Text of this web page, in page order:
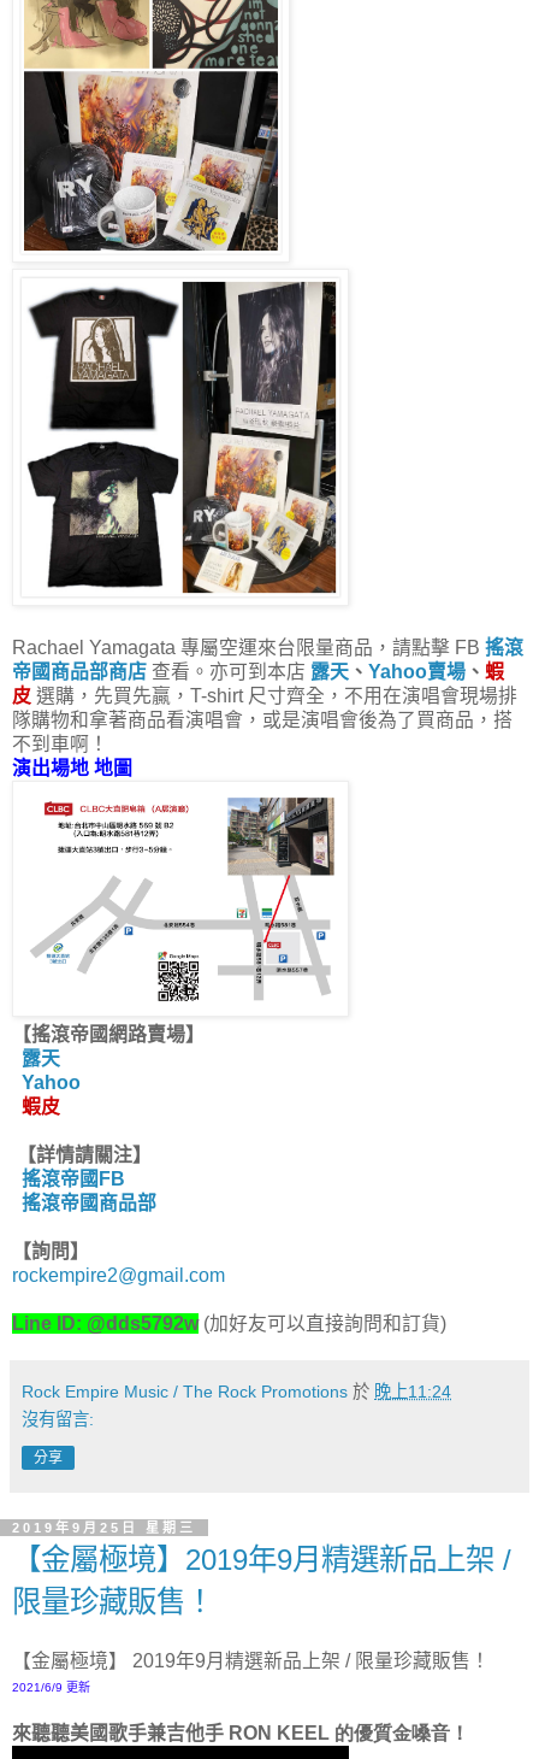
Rachael Yamagata 專屬空運來台限量商品，請點擊 FB 搖滾
帝國商品部商店 查看。亦可到本店 露天 、 Yahoo賣場 、 蝦
皮 選購，先買先贏，T-shirt 尺寸齊全，不用在演唱會現場排
隊購物和拿著商品看演唱會，或是演唱會後為了買商品，搭
不到車啊！
演出場地 地圖
【搖滾帝國網路賣場】
露天
Yahoo
蝦皮
【詳情請關注】
搖滾帝國FB
搖滾帝國商品部
【詢問】
rockempire2@gmail.com
Line ID: @dds5792w(加好友可以直接詢問和訂貨)
Rock Empire Music / The Rock Promotions 於 晚上11:24
沒有留言:
分享
2019年9月25日 星期三
【金屬極境】2019年9月精選新品上架 /
限量珍藏販售！
【金屬極境】 2019年9月精選新品上架 / 限量珍藏販售！
2021/6/9 更新
來聽聽美國歌手兼吉他手 RON KEEL 的優質金嗓音！